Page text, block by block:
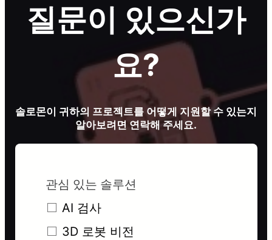
질문이 있으신가
요?
솔로몬이 귀하의 프로젝트를 어떻게 지원할 수 있는지
알아보려면 연락해 주세요.
관심 있는 솔루션
AI 검사
3D 로봇 비전